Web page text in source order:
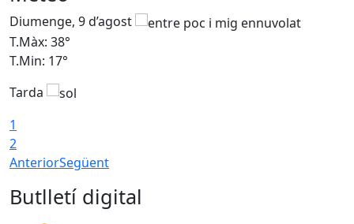
Diumenge, 9 d’agost
T.Màx: 38°
T.Min: 17°
Tarda
1
2
AnteriorSegüent
Butlletí digital